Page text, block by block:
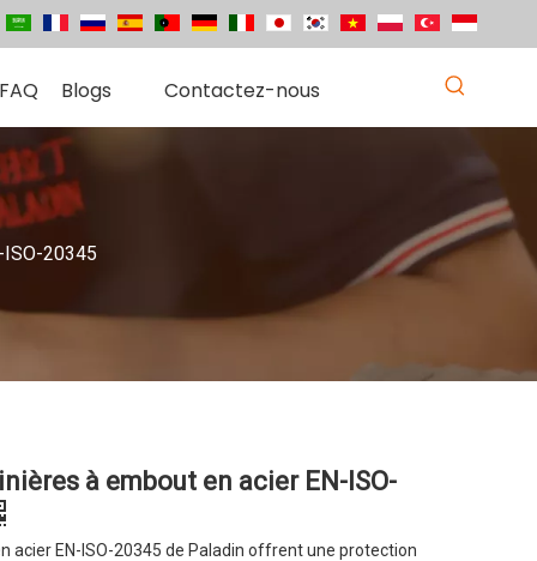
FAQ Blogs Contactez-nous
20345
à embout en acier EN-ISO-
acier EN-ISO-20345 de Paladin offrent une protection